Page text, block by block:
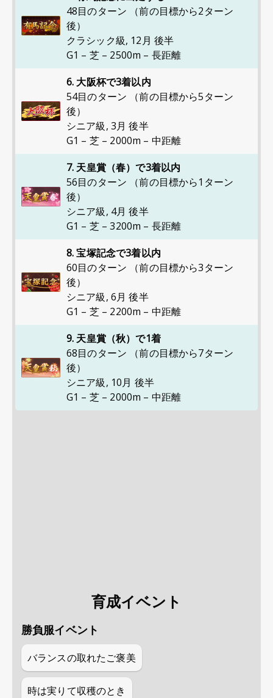
48目のターン （前の目標から2ターン
後）
クラシック級, 12月 後半
G1 – 芝 – 2500m – 長距離
6. 大阪杯で3着以内
54目のターン （前の目標から5ターン
後）
シニア級, 3月 後半
G1 – 芝 – 2000m – 中距離
7. 天皇賞（春）で3着以内
56目のターン （前の目標から1ターン
後）
シニア級, 4月 後半
G1 – 芝 – 3200m – 長距離
8. 宝塚記念で3着以内
60目のターン （前の目標から3ターン
後）
シニア級, 6月 後半
G1 – 芝 – 2200m – 中距離
9. 天皇賞（秋）で1着
68目のターン （前の目標から7ターン
後）
シニア級, 10月 後半
G1 – 芝 – 2000m – 中距離
育成イベント
勝負服イベント
バランスの取れたご褒美
時は実りて収穫のとき